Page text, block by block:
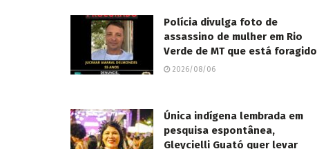
Polícia divulga foto de
assassino de mulher em Rio
Verde de MT que está foragido
2026/08/06
Única indígena lembrada em
pesquisa espontânea,
Gleycielli Guató quer levar